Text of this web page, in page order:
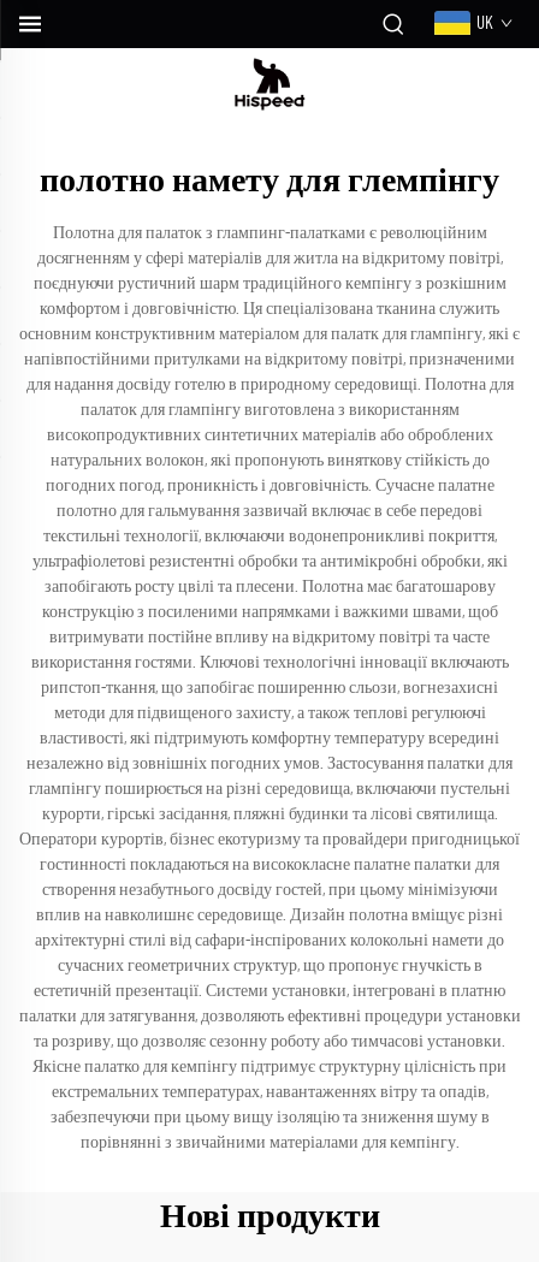
UK
полотно намету для глемпінгу
Полотна для палаток з глампинг-палатками є революційним
досягненням у сфері матеріалів для житла на відкритому повітрі,
поєднуючи рустичний шарм традиційного кемпінгу з розкішним
комфортом і довговічністю. Ця спеціалізована тканина служить
основним конструктивним матеріалом для палатк для глампінгу, які є
напівпостійними притулками на відкритому повітрі, призначеними
для надання досвіду готелю в природному середовищі. Полотна для
палаток для глампінгу виготовлена з використанням
високопродуктивних синтетичних матеріалів або оброблених
натуральних волокон, які пропонують виняткову стійкість до
погодних погод, проникність і довговічність. Сучасне палатне
полотно для гальмування зазвичай включає в себе передові
текстильні технології, включаючи водонепроникливі покриття,
ультрафіолетові резистентні обробки та антимікробні обробки, які
запобігають росту цвілі та плесени. Полотна має багатошарову
конструкцію з посиленими напрямками і важкими швами, щоб
витримувати постійне впливу на відкритому повітрі та часте
використання гостями. Ключові технологічні інновації включають
рипстоп-ткання, що запобігає поширенню сльози, вогнезахисні
методи для підвищеного захисту, а також теплові регулюючі
властивості, які підтримують комфортну температуру всередині
незалежно від зовнішніх погодних умов. Застосування палатки для
глампінгу поширюється на різні середовища, включаючи пустельні
курорти, гірські засідання, пляжні будинки та лісові святилища.
Оператори курортів, бізнес екотуризму та провайдери пригодницької
гостинності покладаються на висококласне палатне палатки для
створення незабутнього досвіду гостей, при цьому мінімізуючи
вплив на навколишнє середовище. Дизайн полотна вміщує різні
архітектурні стилі від сафари-інспірованих колокольні намети до
сучасних геометричних структур, що пропонує гнучкість в
естетичній презентації. Системи установки, інтегровані в платню
палатки для затягування, дозволяють ефективні процедури установки
та розриву, що дозволяє сезонну роботу або тимчасові установки.
Якісне палатко для кемпінгу підтримує структурну цілісність при
екстремальних температурах, навантаженнях вітру та опадів,
забезпечуючи при цьому вищу ізоляцію та зниження шуму в
порівнянні з звичайними матеріалами для кемпінгу.
Нові продукти